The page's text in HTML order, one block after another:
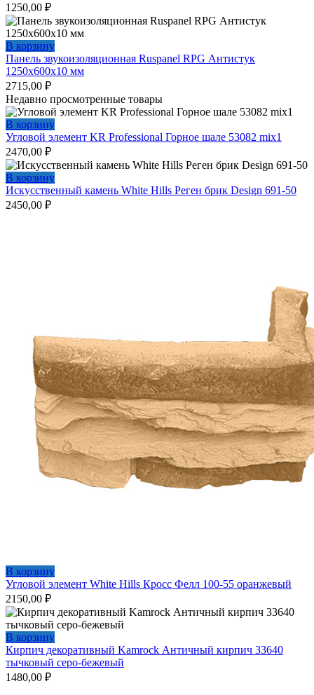
1250,00 ₽
В корзину
Панель звукоизоляционная Ruspanel RPG Антистук
1250х600х10 мм
2715,00 ₽
Недавно просмотренные товары
В корзину
Угловой элемент KR Professional Горное шале 53082 mix1
2470,00 ₽
В корзину
Искусственный камень White Hills Реген брик Design 691-50
2450,00 ₽
В корзину
Угловой элемент White Hills Кросс Фелл 100-55 оранжевый
2150,00 ₽
В корзину
Кирпич декоративный Kamrock Античный кирпич 33640
тычковый серо-бежевый
1480,00 ₽